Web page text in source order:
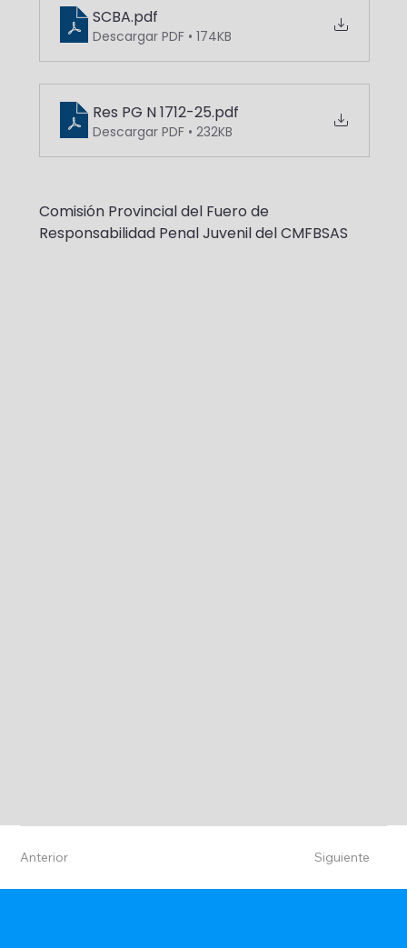
SCBA.pdf
Descargar PDF • 174KB
Res PG N 1712-25.pdf
Descargar PDF • 232KB
Comisión Provincial del Fuero de
Responsabilidad Penal Juvenil del CMFBSAS
Anterior Siguiente